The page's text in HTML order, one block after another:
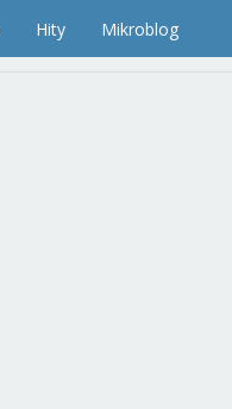
Hity Mikroblog